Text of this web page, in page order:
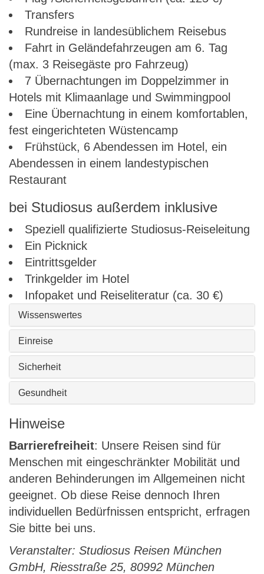
Transfers
Rundreise in landesüblichem Reisebus
Fahrt in Geländefahrzeugen am 6. Tag
(max. 3 Reisegäste pro Fahrzeug)
7 Übernachtungen im Doppelzimmer in
Hotels mit Klimaanlage und Swimmingpool
Eine Übernachtung in einem komfortablen,
fest eingerichteten Wüstencamp
Frühstück, 6 Abendessen im Hotel, ein
Abendessen in einem landestypischen
Restaurant
bei Studiosus außerdem inklusive
Speziell qualifizierte Studiosus-Reiseleitung
Ein Picknick
Eintrittsgelder
Trinkgelder im Hotel
Infopaket und Reiseliteratur (ca. 30 €)
Wissenswertes
Einreise
Sicherheit
Gesundheit
Hinweise
Barrierefreiheit: Unsere Reisen sind für
Menschen mit eingeschränkter Mobilität und
anderen Behinderungen im Allgemeinen nicht
geeignet. Ob diese Reise dennoch Ihren
individuellen Bedürfnissen entspricht, erfragen
Sie bitte bei uns.
Veranstalter: Studiosus Reisen München
GmbH, Riesstraße 25, 80992 München